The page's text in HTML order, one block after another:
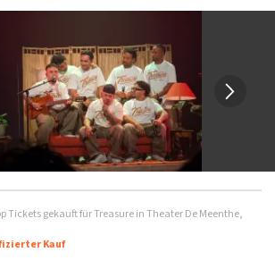
Es kann einige Wochen dauern, bis eine
wird.
Tickets gekauft für Treasure in Theater De Meenthe,
Kauf